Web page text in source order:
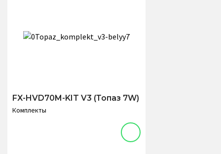
FX-HVD70M-KIT V3 (Топаз 7W)
Комплекты